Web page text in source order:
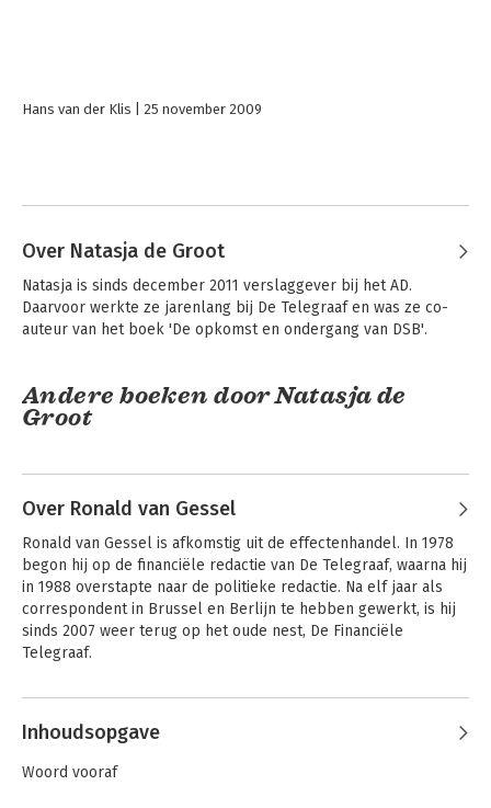
Hans van der Klis 25 november 2009
Over Natasja de Groot
Natasja is sinds december 2011 verslaggever bij het AD.
Daarvoor werkte ze jarenlang bij De Telegraaf en was ze co-
auteur van het boek 'De opkomst en ondergang van DSB'.
Andere boeken door Natasja de
Groot
Discipline en lef
De opkomst en
Over Ronald van Gessel
Ronald van Gessel is afkomstig uit de effectenhandel. In 1978
begon hij op de financiële redactie van De Telegraaf, waarna hij
in 1988 overstapte naar de politieke redactie. Na elf jaar als
correspondent in Brussel en Berlijn te hebben gewerkt, is hij
sinds 2007 weer terug op het oude nest, De Financiële
Telegraaf.
Andere boeken door Ronald van
Gessel
Inhoudsopgave
Woord vooraf